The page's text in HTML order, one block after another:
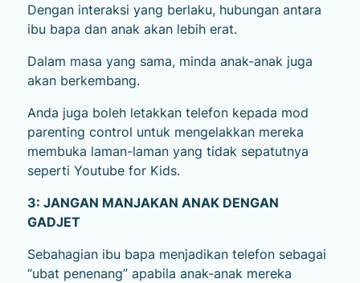
Dengan interaksi yang berlaku, hubungan antara
ibu bapa dan anak akan lebih erat.
Dalam masa yang sama, minda anak-anak juga
akan berkembang.
Anda juga boleh letakkan telefon kepada mod
parenting control untuk mengelakkan mereka
membuka laman-laman yang tidak sepatutnya
seperti Youtube for Kids.
3: JANGAN MANJAKAN ANAK DENGAN
GADJET
Sebahagian ibu bapa menjadikan telefon sebagai
“ubat penenang” apabila anak-anak mereka